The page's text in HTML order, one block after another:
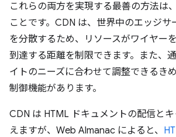
これらの両方を実現する最善の方法は、
ことです。CDN は、世界中のエッジサ
を分散するため、リソースがワイヤー
到達する距離を制限できます。また、
イトのニーズに合わせて調整できるき
制御機能があります。
CDN は HTML ドキュメントの配信と
えますが、Web Almanac によると、